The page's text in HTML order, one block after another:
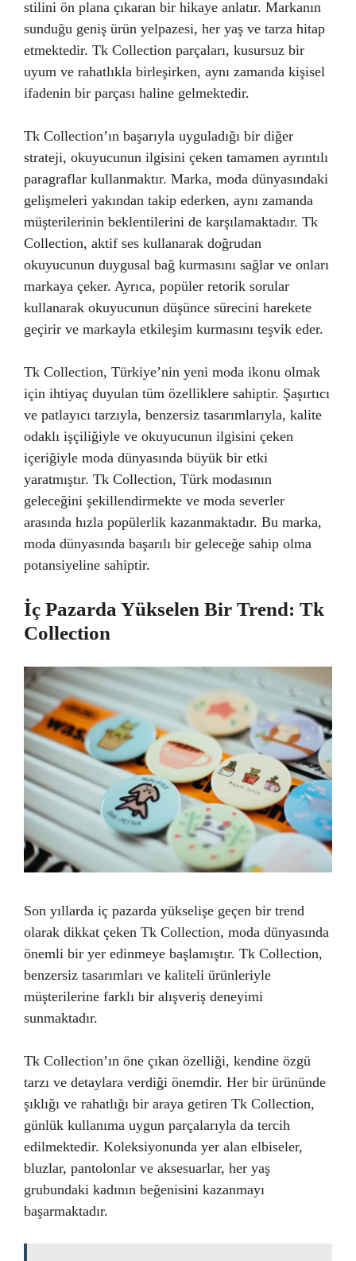
stilini ön plana çıkaran bir hikaye anlatır. Markanın
sunduğu geniş ürün yelpazesi, her yaş ve tarza hitap
etmektedir. Tk Collection parçaları, kusursuz bir
uyum ve rahatlıkla birleşirken, aynı zamanda kişisel
ifadenin bir parçası haline gelmektedir.
Tk Collection’ın başarıyla uyguladığı bir diğer
strateji, okuyucunun ilgisini çeken tamamen ayrıntılı
paragraflar kullanmaktır. Marka, moda dünyasındaki
gelişmeleri yakından takip ederken, aynı zamanda
müşterilerinin beklentilerini de karşılamaktadır. Tk
Collection, aktif ses kullanarak doğrudan
okuyucunun duygusal bağ kurmasını sağlar ve onları
markaya çeker. Ayrıca, popüler retorik sorular
kullanarak okuyucunun düşünce sürecini harekete
geçirir ve markayla etkileşim kurmasını teşvik eder.
Tk Collection, Türkiye’nin yeni moda ikonu olmak
için ihtiyaç duyulan tüm özelliklere sahiptir. Şaşırtıcı
ve patlayıcı tarzıyla, benzersiz tasarımlarıyla, kalite
odaklı işçiliğiyle ve okuyucunun ilgisini çeken
içeriğiyle moda dünyasında büyük bir etki
yaratmıştır. Tk Collection, Türk modasının
geleceğini şekillendirmekte ve moda severler
arasında hızla popülerlik kazanmaktadır. Bu marka,
moda dünyasında başarılı bir geleceğe sahip olma
potansiyeline sahiptir.
İç Pazarda Yükselen Bir Trend: Tk
Collection
Son yıllarda iç pazarda yükselişe geçen bir trend
olarak dikkat çeken Tk Collection, moda dünyasında
önemli bir yer edinmeye başlamıştır. Tk Collection,
benzersiz tasarımları ve kaliteli ürünleriyle
müşterilerine farklı bir alışveriş deneyimi
sunmaktadır.
Tk Collection’ın öne çıkan özelliği, kendine özgü
tarzı ve detaylara verdiği önemdir. Her bir ürününde
şıklığı ve rahatlığı bir araya getiren Tk Collection,
günlük kullanıma uygun parçalarıyla da tercih
edilmektedir. Koleksiyonunda yer alan elbiseler,
bluzlar, pantolonlar ve aksesuarlar, her yaş
grubundaki kadının beğenisini kazanmayı
başarmaktadır.